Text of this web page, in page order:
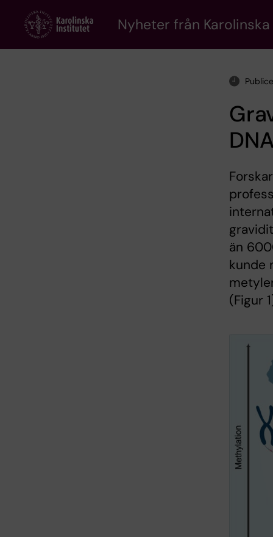
content
Nyheter från
DNA
än
kunde
(Figur